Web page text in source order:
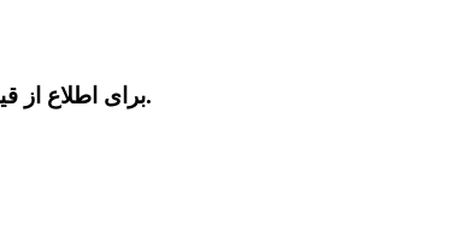
برای اطلاع از قیمت فیلتر بنزین کی ام سی تی 8 با ضمانت و کیفیت عالی در بازار تهران می توانید با آقای کی ام سی در تهران تماس بگیرید.